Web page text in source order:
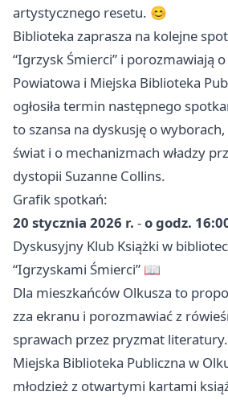
artystycznego resetu. 😊
Biblioteka zaprasza na kolejne
“Igrzysk Śmierci” i porozmawiają
Powiatowa i Miejska Biblioteka
ogłosiła termin następnego
to szansa na dyskusję o
świat i o mechanizmach władzy
dystopii Suzanne Collins.
Grafik spotkań:
20 stycznia 2026 r. -o godz.
Dyskusyjny Klub Książki w
“Igrzyskami Śmierci” 📖
Dla mieszkańców Olkusza to
zza ekranu i porozmawiać z
sprawach przez pryzmat
Miejska Biblioteka Publiczna w
młodzież z otwartymi kartami